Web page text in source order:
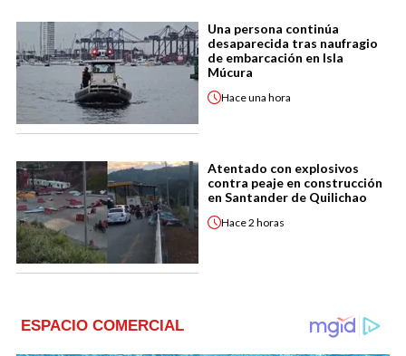
Una persona continúa
desaparecida tras naufragio
de embarcación en Isla
Múcura
Haceuna hora
Atentado con explosivos
contra peaje en construcción
en Santander de Quilichao
Hace2 horas